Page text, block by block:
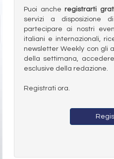
Puoi anche registrarti
servizi a disposizione
partecipare ai nostri
italiani e internazionali,
newsletter Weekly con gli
della settimana,
esclusive della redazione.
Registrati ora.